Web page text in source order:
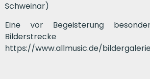
Schweinar)
Eine vor Begeisterung
https://www.allmusic.de/